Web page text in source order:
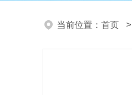
当前位置： 首页 >